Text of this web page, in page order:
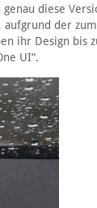
diese
der
ihr Design bis
UI“.